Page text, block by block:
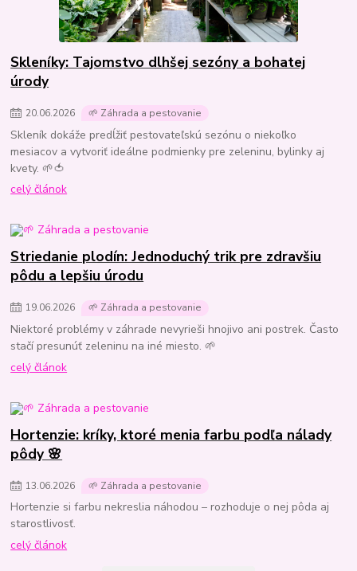
Skleníky: Tajomstvo dlhšej sezóny a bohatej
úrody
20.06.2026 🌱 Záhrada a pestovanie
Skleník dokáže predĺžiť pestovateľskú sezónu o niekoľko
mesiacov a vytvoriť ideálne podmienky pre zeleninu, bylinky aj
kvety. 🌱🍅
celý článok
Striedanie plodín: Jednoduchý trik pre zdravšiu
pôdu a lepšiu úrodu
19.06.2026 🌱 Záhrada a pestovanie
Niektoré problémy v záhrade nevyrieši hnojivo ani postrek. Často
stačí presunúť zeleninu na iné miesto. 🌱
celý článok
Hortenzie: kríky, ktoré menia farbu podľa nálady
pôdy 🌸
13.06.2026 🌱 Záhrada a pestovanie
Hortenzie si farbu nekreslia náhodou – rozhoduje o nej pôda aj
starostlivosť.
celý článok